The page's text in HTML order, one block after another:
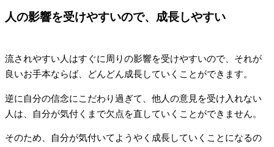
人の影響を受けやすいので、成長しやすい
流されやすい人はすぐに周りの影響を受けやすいので、それが
良いお手本ならば、どんどん成長していくことができます。
逆に自分の信念にこだわり過ぎて、他人の意見を受け入れない
人は、自分が気付くまで欠点を直していくことができません。
そのため、自分が気付いてようやく成長していくことになるの